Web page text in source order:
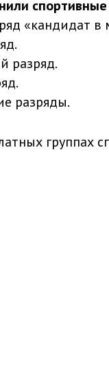
«кандидат в
разряд.
разряды.
группах